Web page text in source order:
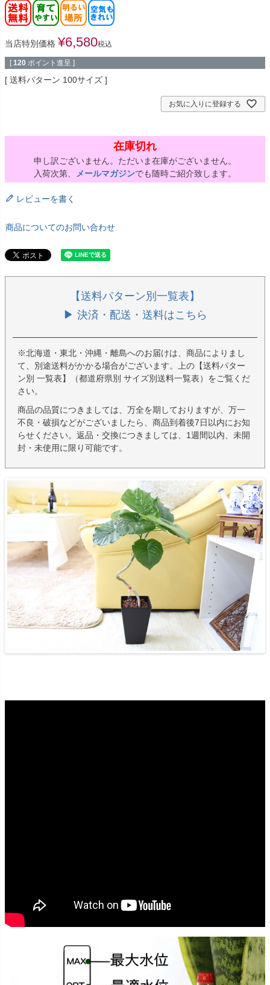
当店特別価格 ¥6,580税込
[ 120 ポイント進呈 ]
送料パターン 100サイズ
お気に入りに登録する
在庫切れ
申し訳ございません。ただいま在庫がございません。
入荷次第、
メールマガジンでも随時ご紹介致します。
レビューを書く
商品についてのお問い合わせ
【送料パターン別一覧表】
▶ 決済・配送・送料はこちら
※北海道・東北・沖縄・離島へのお届けは、商品によりまし
て、別途送料がかかる場合がございます。上の【送料パター
ン別 一覧表】（都道府県別 サイズ別送料一覧表）をご覧くだ
さい。
商品の品質につきましては、万全を期しておりますが、万一
不良・破損などがございましたら、商品到着後7日以内にお知
らせください。返品・交換につきましては、1週間以内、未開
封・未使用に限り可能です。